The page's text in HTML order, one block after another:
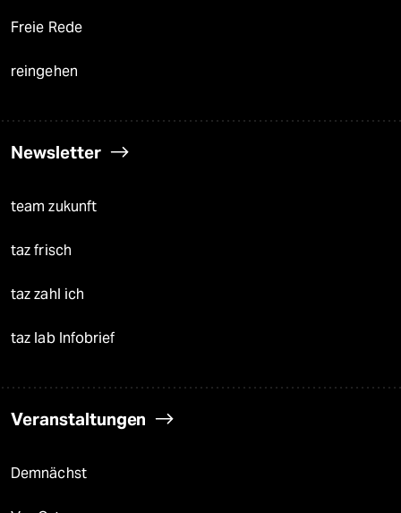
Freie Rede
reingehen
Newsletter
team zukunft
taz frisch
taz zahl ich
taz lab Infobrief
Veranstaltungen
Demnächst